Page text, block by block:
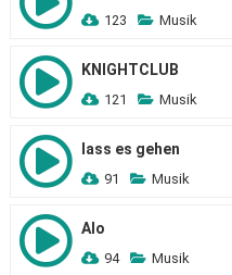
123 Musik
KNIGHTCLUB
121 Musik
lass es gehen
91 Musik
Alo
94 Musik